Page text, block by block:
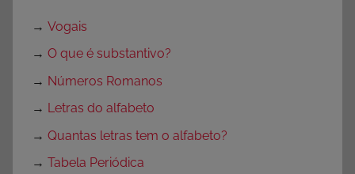
d
l
→ Vogais
→ O que é substantivo?
→ Números Romanos
→ Letras do alfabeto
→ Quantas letras tem o alfabeto?
→ Tabela Periódica